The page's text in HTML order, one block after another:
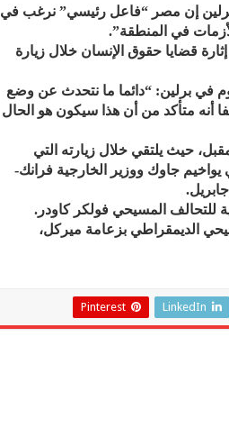
برلين إن مصر “فاعل رئيسي” نرغب في
في المنطقة”.
قضايا حقوق الإنسان خلال زيارة
في برلين: “دائما ما نتحدث عن وضع
أنه متأكد من أن هذا سيكون هو الحال
حيث يلتقي خلال زيارته التي
يواخيم جاوك ووزير الخارجية فرانك-
للتحالف المسيحي فولكر كاودر.
الديمقراطي بزعامة ميركل،
LinkedIn
Pinterest